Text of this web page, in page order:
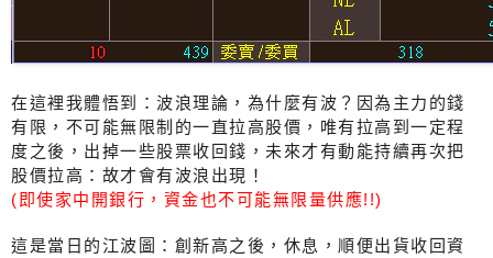
在這裡我體悟到：波浪理論，為什麼有波？因為主力的錢
有限，不可能無限制的一直拉高股價，唯有拉高到一定程
度之後，出掉一些股票收回錢，未來才有動能持續再次把
股價拉高：故才會有波浪出現！
(即使家中開銀行，資金也不可能無限量供應!!)
這是當日的江波圖：創新高之後，休息，順便出貨收回資